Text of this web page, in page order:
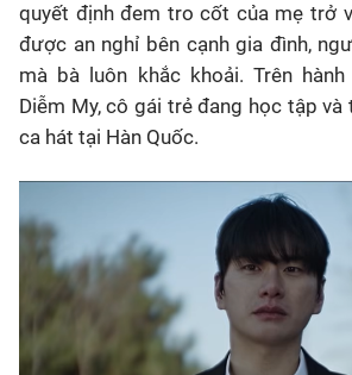
quyết định đem tro cốt của mẹ trở
được an nghỉ bên cạnh gia đình,
mà bà luôn khắc khoải. Trên
Diễm My, cô gái trẻ đang học tập
ca hát tại Hàn Quốc.